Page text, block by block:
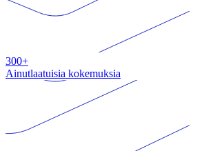
300+
Ainutlaatuisia kokemuksia